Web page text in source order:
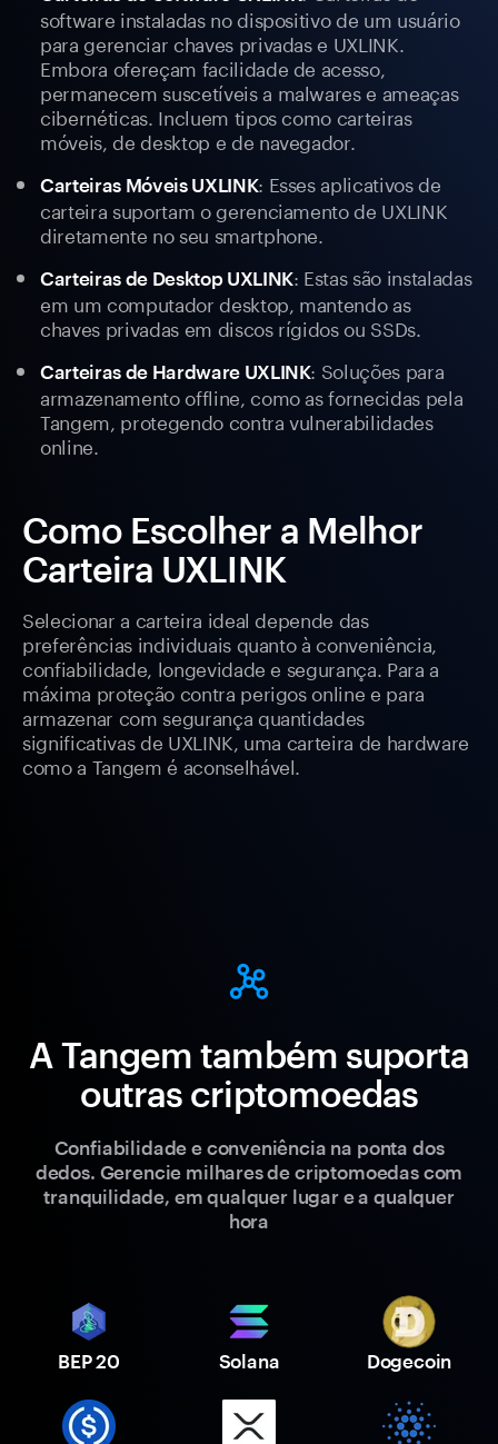
software instaladas no dispositivo de um usuário
para gerenciar chaves privadas e UXLINK.
Embora ofereçam facilidade de acesso,
permanecem suscetíveis a malwares e ameaças
cibernéticas. Incluem tipos como carteiras
móveis, de desktop e de navegador.
Carteiras Móveis UXLINK: Esses aplicativos de
carteira suportam o gerenciamento de UXLINK
diretamente no seu smartphone.
Carteiras de Desktop UXLINK: Estas são instaladas
em um computador desktop, mantendo as
chaves privadas em discos rígidos ou SSDs.
Carteiras de Hardware UXLINK: Soluções para
armazenamento offline, como as fornecidas pela
Tangem, protegendo contra vulnerabilidades
online.
Como Escolher a Melhor
Carteira UXLINK
Selecionar a carteira ideal depende das
preferências individuais quanto à conveniência,
confiabilidade, longevidade e segurança. Para a
máxima proteção contra perigos online e para
armazenar com segurança quantidades
significativas de UXLINK, uma carteira de hardware
como a Tangem é aconselhável.
A Tangem também suporta
outras criptomoedas
Confiabilidade e conveniência na ponta dos
dedos. Gerencie milhares de criptomoedas com
tranquilidade, em qualquer lugar e a qualquer
hora
BEP 20 Solana Dogecoin